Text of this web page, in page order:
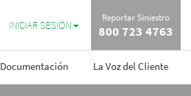
Reportar Siniestro
800 723 4763
INICIAR SESIÓN
Documentación La Voz del Cliente